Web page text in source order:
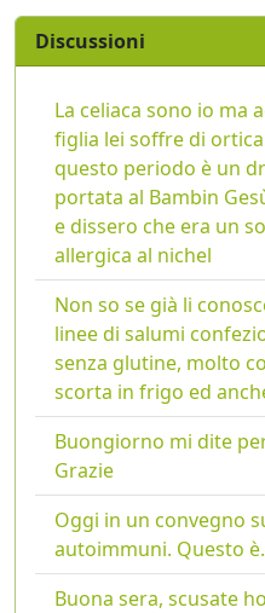
Discussioni
La celiaca sono io ma
figlia lei soffre di
questo periodo è un
portata al Bambin
e dissero che era un
allergica al nichel
Non so se già li
linee di salumi
senza glutine, molto
scorta in frigo ed
Buongiorno mi dite
Grazie
Oggi in un convegno
autoimmuni. Questo
Buona sera, scusate